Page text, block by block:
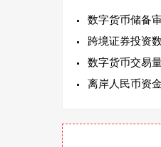
数字货币储备
跨境证券投资
数字货币交易
离岸人民币资